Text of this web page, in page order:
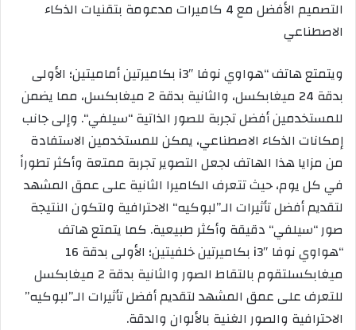
التصميم الأفضل مع 4 كاميرات مدعومة بتقنيات الذكاء
الاصطناعي
ويتمتع هاتف“هواوي نوفا i3″ بكاميرتينأماميتين؛ الأولى
بدقة 24 مي
غابكسل، والثانية بدقة 2 ميغابكسل، مما يضمن
للمستخدمين أفضل تجربة للصور الذاتية “سيلفي“. وإلى جانب
إمكانات الذكاء الاصطناعي، يمكن للمستخدمين الاستفادة
من مزايا هذا الهاتف لجعل التصوير تجربة ممتعة وأكثر تطوراً
في كل يوم، حيثتتعرف الكاميرا الثانية علىعمق المشهد
لتقديم أفضل تأثيرات الـ”لبوكيه“ الاحترافية ولتكون النتيجة
صور“سيلفي“ دقيقة وأكثر طبيعية. كما يتمتع هاتف
“هواوي نوفا i3″ بكاميرتينخلفيتين؛ الأولى بدقة 16
ميغابكسلتقوم بالتقاط الصور والثانية بدقة 2 ميغابكسل
للتعرف علىعمق المشهد لتقديم أفضل تأثيرات الـ”لبوكيه”
الاحترافية والصور الغنية بالألوان والدقة.